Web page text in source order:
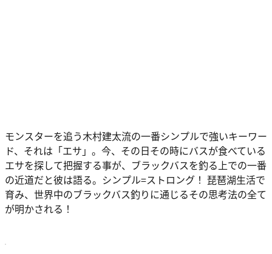
モンスターを追う木村建太流の一番シンプルで強いキーワー
ド、それは「エサ」。今、その日その時にバスが食べている
エサを探して把握する事が、ブラックバスを釣る上での一番
の近道だと彼は語る。シンプル=ストロング！ 琵琶湖生活で
育み、世界中のブラックバス釣りに通じるその思考法の全て
が明かされる！